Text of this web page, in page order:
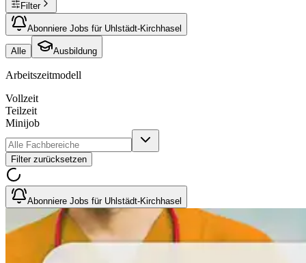
Filter
Abonniere Jobs für Uhlstädt-Kirchhasel
Alle Ausbildung
Arbeitszeitmodell
Vollzeit
Teilzeit
Minijob
Filter zurücksetzen
Abonniere Jobs für Uhlstädt-Kirchhasel